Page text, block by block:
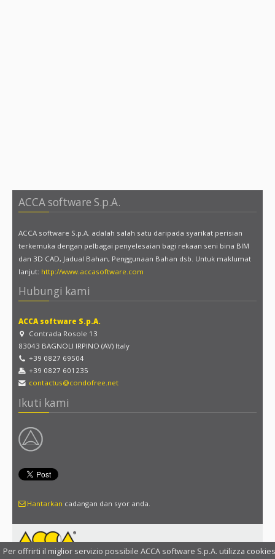
ACCA software S.p.A.
ACCA software S.p.A. adalah salah satu daripada syarikat perisian
terkemuka dengan pelbagai penyelesaian bagi rekaan seni bina BIM
dan 3D CAD, Jadual Bahan, Penggunaan Bahan dsb. Untuk maklumat
lanjut: http://www.accasoftware.com
Hubungi kami
ACCA software S.p.A.
Contrada Rosole 13
83043 BAGNOLI IRPINO (AV) Italy
+39 0827 69504
+39 0827 601235
contactus@condofree.net
Ikuti kami
Hantarkan cadangan dan syor anda.
Per offrirti il miglior servizio possibile ACCA software S.p.A. utilizza